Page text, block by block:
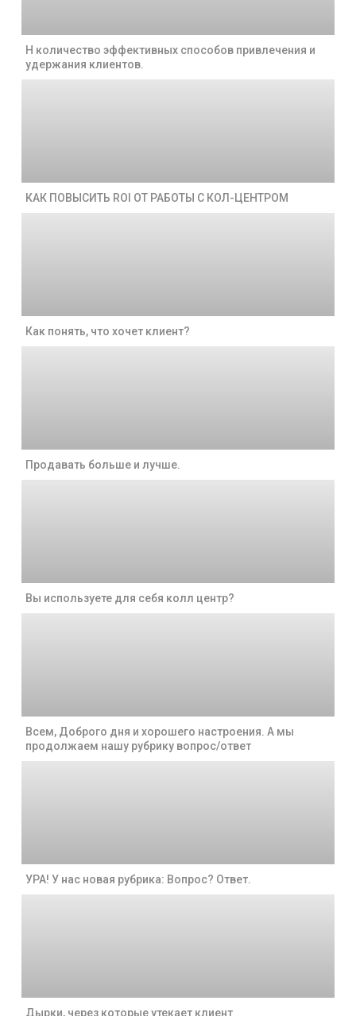
Н количество эффективных способов привлечения и
удержания клиентов.
КАК ПОВЫСИТЬ ROI ОТ РАБОТЫ С КОЛ-ЦЕНТРОМ
Как понять, что хочет клиент?
Продавать больше и лучше.
Вы используете для себя колл центр?
Всем, Доброго дня и хорошего настроения. А мы
продолжаем нашу рубрику вопрос/ответ
УРА! У нас новая рубрика: Вопрос? Ответ.
Дырки, через которые утекает клиент